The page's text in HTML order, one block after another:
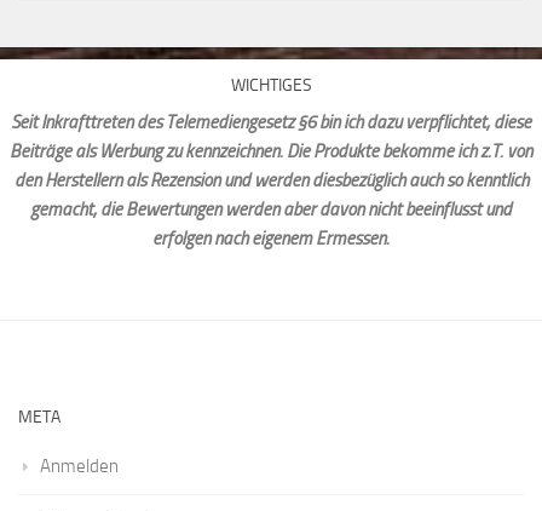
WICHTIGES
Seit Inkrafttreten des Telemediengesetz §6 bin ich dazu verpflichtet, diese
Beiträge als Werbung zu kennzeichnen. Die Produkte bekomme ich z.T. von
den Herstellern als Rezension und werden diesbezüglich auch so kenntlich
gemacht, die Bewertungen werden aber davon nicht beeinflusst und
erfolgen nach eigenem Ermessen.
META
Anmelden